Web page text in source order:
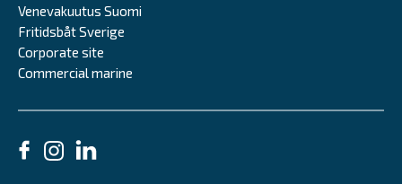
Venevakuutus Suomi
Fritidsbåt Sverige
Corporate site
Commercial marine